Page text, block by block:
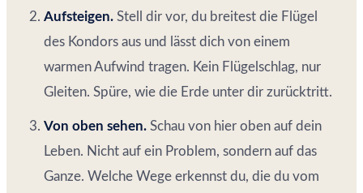
Aufsteigen. Stell dir vor, du breitest die Flügel
des Kondors aus und lässt dich von einem
warmen Aufwind tragen. Kein Flügelschlag, nur
Gleiten. Spüre, wie die Erde unter dir zurücktritt.
Von oben sehen. Schau von hier oben auf dein
Leben. Nicht auf ein Problem, sondern auf das
Ganze. Welche Wege erkennst du, die du vom